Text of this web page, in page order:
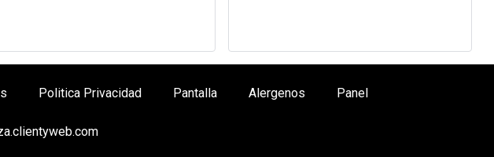
Politica Privacidad Pantalla Alergenos Panel